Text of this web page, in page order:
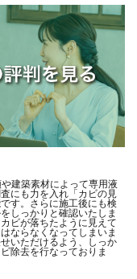
建築素材によって専用液
にも力を入れ「カビの見
す。さらに施工後にも検
しっかりと確認いたしま
ビが落ちたように見えて
ならなくなってしまいま
いただけるよう、しっか
除去を行なっておりま